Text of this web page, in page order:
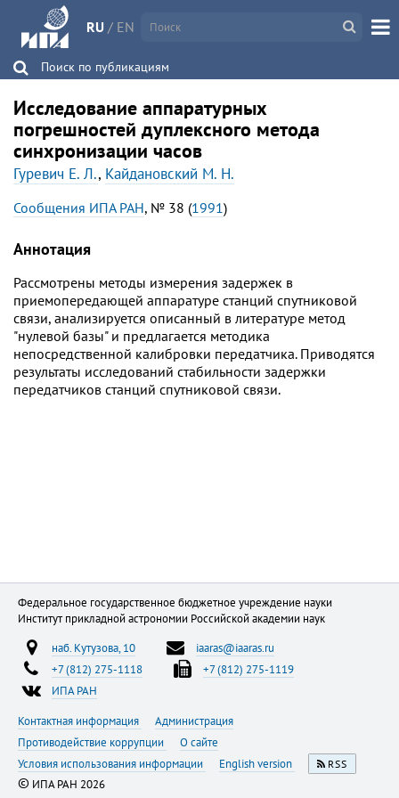
RU / EN
Поиск по публикациям
Исследование аппаратурных
погрешностей дуплексного метода
синхронизации часов
Гуревич Е. Л., Кайдановский M. Н.
Сообщения ИПА РАН, № 38 (1991)
Аннотация
Рассмотрены методы измерения задержек в
приемопередающей аппаратуре станций спутниковой
связи, анализируется описанный в литературе метод
"нулевой базы" и предлагается методика
непосредственной калибровки передатчика. Приводятся
результаты исследований стабильности задержки
передатчиков станций спутниковой связи.
Федеральное государственное бюджетное учреждение науки
Институт прикладной астрономии Российской академии наук
наб. Кутузова, 10
iaaras@iaaras.ru
+7 (812) 275-1118
+7 (812) 275-1119
ИПА РАН
Контактная информация
Администрация
Противодействие коррупции
О сайте
Условия использования информации
English version RSS
© ИПА РАН 2026